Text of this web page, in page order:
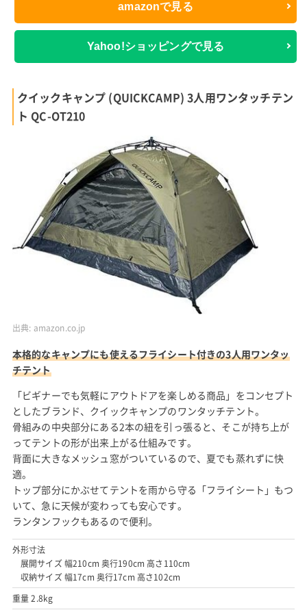
amazonで見る
Yahoo!ショッピングで見る
クイックキャンプ (QUICKCAMP) 3人用ワンタッチテン
ト QC-OT210
出典: amazon.co.jp
本格的なキャンプにも使えるフライシート付きの3人用ワンタッ
チテント
「ビギナーでも気軽にアウトドアを楽しめる商品」をコンセプト
としたブランド、クイックキャンプのワンタッチテント。
骨組みの中央部分にある2本の紐を引っ張ると、そこが持ち上が
ってテントの形が出来上がる仕組みです。
背面に大きなメッシュ窓がついているので、夏でも蒸れずに快
適。
トップ部分にかぶせてテントを雨から守る「フライシート」もつ
いて、急に天候が変わっても安心です。
ランタンフックもあるので便利。
外形寸法
展開サイズ 幅210cm 奥行190cm 高さ110cm
収納サイズ 幅17cm 奥行17cm 高さ102cm
重量 2.8kg